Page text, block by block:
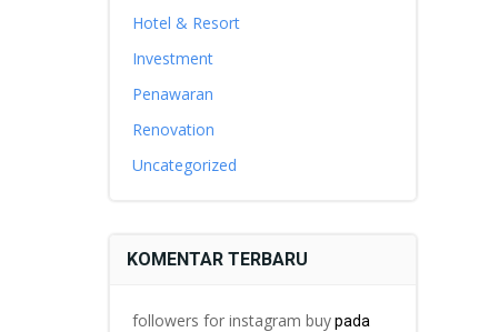
Hotel & Resort
Investment
Penawaran
Renovation
Uncategorized
KOMENTAR TERBARU
followers for instagram buypada